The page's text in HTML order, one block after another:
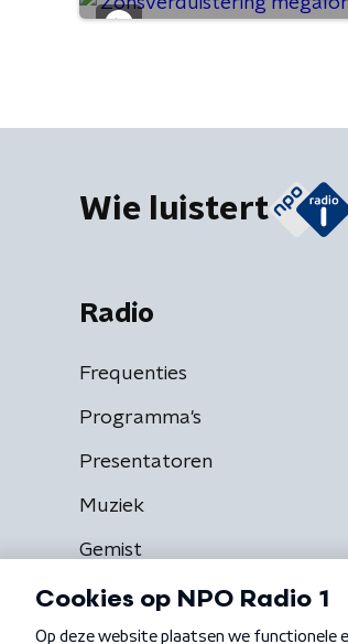
Wie luistert
Radio
Frequenties
Programma's
Presentatoren
Muziek
Gemist